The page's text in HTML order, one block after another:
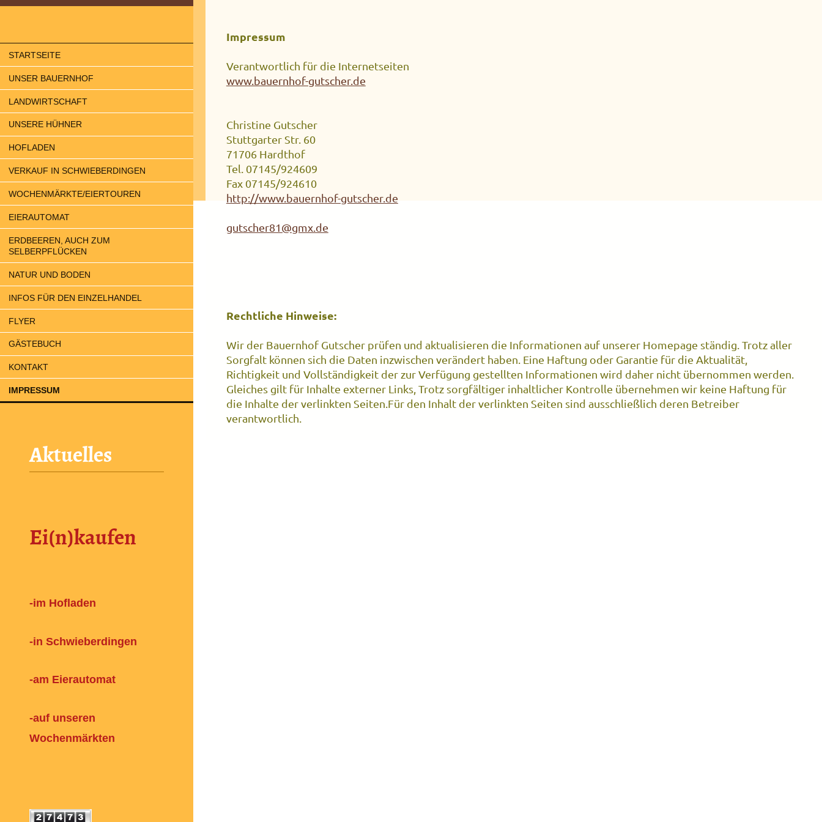
STARTSEITE
UNSER BAUERNHOF
LANDWIRTSCHAFT
UNSERE HÜHNER
HOFLADEN
VERKAUF IN SCHWIEBERDINGEN
WOCHENMÄRKTE/EIERTOUREN
EIERAUTOMAT
ERDBEEREN, AUCH ZUM
SELBERPFLÜCKEN
NATUR UND BODEN
INFOS FÜR DEN EINZELHANDEL
FLYER
GÄSTEBUCH
KONTAKT
IMPRESSUM
Aktuelles
Ei(n)kaufen
-im Hofladen
-in Schwieberdingen
-am Eierautomat
-auf unseren
Wochenmärkten
Impressum
Verantwortlich für die Internetseiten
www.bauernhof-gutscher.de
Christine Gutscher
Stuttgarter Str. 60
71706 Hardthof
Tel. 07145/924609
Fax 07145/924610
http://www.bauernhof-gutscher.de
gutscher81@gmx.de
Rechtliche Hinweise:
Wir der Bauernhof Gutscher prüfen und aktualisieren die Informationen auf unserer Homepage ständig. Trotz aller
Sorgfalt können sich die Daten inzwischen verändert haben. Eine Haftung oder Garantie für die Aktualität,
Richtigkeit und Vollständigkeit der zur Verfügung gestellten Informationen wird daher nicht übernommen werden.
Gleiches gilt für Inhalte externer Links, Trotz sorgfältiger inhaltlicher Kontrolle übernehmen wir keine Haftung für
die Inhalte der verlinkten Seiten.Für den Inhalt der verlinkten Seiten sind ausschließlich deren Betreiber
verantwortlich.